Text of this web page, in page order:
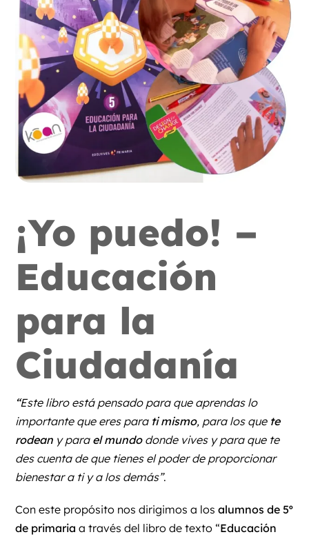
¡Yo puedo! –
Educación
para la
Ciudadanía
“Este libro está pensado para que aprendas lo
importante que eres para ti mismo, para los que te
rodean y para el mundodonde vives y para que te
des cuenta de que tienes el poder de proporcionar
bienestar a ti y a los demás”.
Con este propósito nos dirigimos a losalumnos de 5º
de primaria a través del libro de texto “Educación